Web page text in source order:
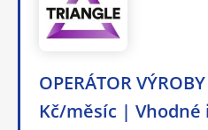
OPERÁTOR
Kč/měsíc | Vhodné